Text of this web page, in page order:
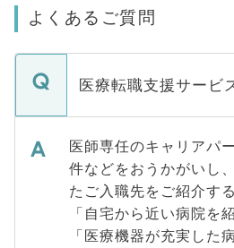
よくあるご質問
医療転職支援サービ
医師専任のキャリアパ
件などをおうかがいし
たご入職先をご紹介す
「自宅から近い病院を
「医療機器が充実した